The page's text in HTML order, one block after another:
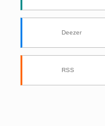
Deezer
RSS